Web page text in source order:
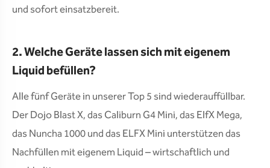
und sofort einsatzbereit.
2. Welche Geräte lassen sich mit eigenem
Liquid befüllen?
Alle fünf Geräte in unserer Top 5 sind wiederauffüllbar.
Der Dojo Blast X, das Caliburn G4 Mini, das ElfX Mega,
das Nuncha 1000 und das ELFX Mini unterstützen das
Nachfüllen mit eigenem Liquid – wirtschaftlich und